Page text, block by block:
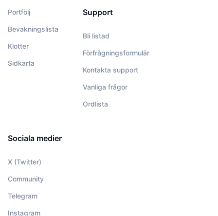
Portfölj
Bevakningslista
Klotter
Sidkarta
Support
Bli listad
Förfrågningsformulär
Kontakta support
Vanliga frågor
Ordlista
Sociala medier
X (Twitter)
Community
Telegram
Instagram